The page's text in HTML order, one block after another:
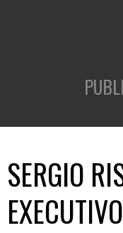
SERGIO